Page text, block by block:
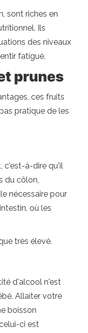
sont riches en
Ils
des niveaux
fatigué.
prunes
ces fruits
pratique de les
c'est-à-dire qu'il
du côlon,
nécessaire pour
où les
très élevé.
d'alcool n'est
Allaiter votre
boisson
ci est